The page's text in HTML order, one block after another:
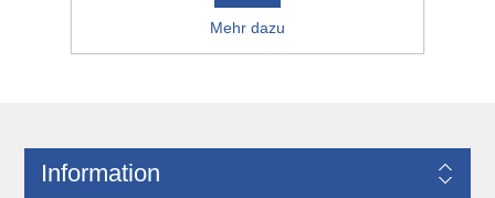
Information
Mehr dazu